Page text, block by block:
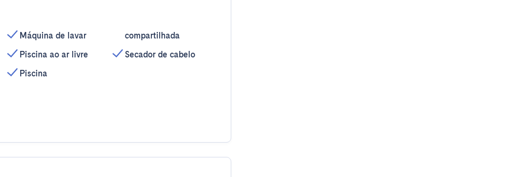
Máquina de lavar
Piscina ao ar livre
Piscina
compartilhada
Secador de cabelo